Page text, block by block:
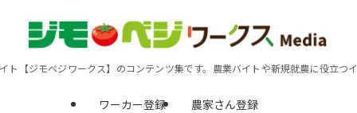
ト【ジモベジワークス】のコンテンツ集です。農業バイトや新規就農に役立つ
ワーカー登録 農家さん登録